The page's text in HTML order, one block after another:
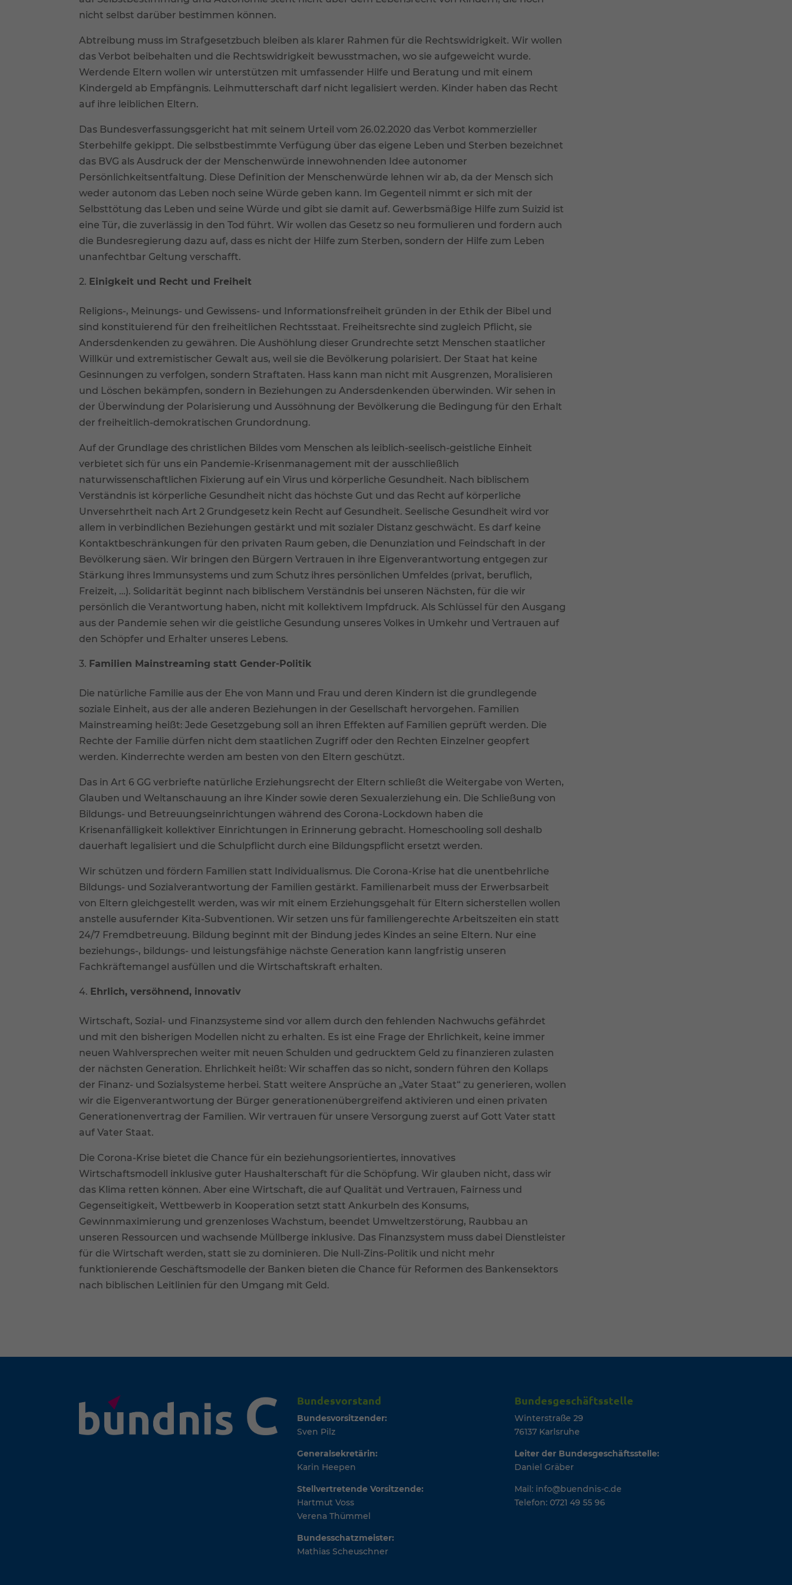
nicht selbst darüber bestimmen können.
Abtreibung muss im Strafgesetzbuch bleiben als klarer Rahmen für die Rechtswidrigkeit. Wir wollen
das Verbot beibehalten und die Rechtswidrigkeit bewusstmachen, wo sie aufgeweicht wurde.
Werdende Eltern wollen wir unterstützen mit umfassender Hilfe und Beratung und mit einem
Kindergeld ab Empfängnis. Leihmutterschaft darf nicht legalisiert werden. Kinder haben das Recht
auf ihre leiblichen Eltern.
Das Bundesverfassungsgericht hat mit seinem Urteil vom 26.02.2020 das Verbot kommerzieller
Sterbehilfe gekippt. Die selbstbestimmte Verfügung über das eigene Leben und Sterben bezeichnet
das BVG als Ausdruck der der Menschenwürde innewohnenden Idee autonomer
Persönlichkeitsentfaltung. Diese Definition der Menschenwürde lehnen wir ab, da der Mensch sich
weder autonom das Leben noch seine Würde geben kann. Im Gegenteil nimmt er sich mit der
Selbsttötung das Leben und seine Würde und gibt sie damit auf. Gewerbsmäßige Hilfe zum Suizid ist
eine Tür, die zuverlässig in den Tod führt. Wir wollen das Gesetz so neu formulieren und fordern auch
die Bundesregierung dazu auf, dass es nicht der Hilfe zum Sterben, sondern der Hilfe zum Leben
unanfechtbar Geltung verschafft.
Einigkeit und Recht und Freiheit
Religions-, Meinungs- und Gewissens- und Informationsfreiheit gründen in der Ethik der Bibel und
sind konstituierend für den freiheitlichen Rechtsstaat. Freiheitsrechte sind zugleich Pflicht, sie
Andersdenkenden zu gewähren. Die Aushöhlung dieser Grundrechte setzt Menschen staatlicher
Willkür und extremistischer Gewalt aus, weil sie die Bevölkerung polarisiert. Der Staat hat keine
Gesinnungen zu verfolgen, sondern Straftaten. Hass kann man nicht mit Ausgrenzen, Moralisieren
und Löschen bekämpfen, sondern in Beziehungen zu Andersdenkenden überwinden. Wir sehen in
der Überwindung der Polarisierung und Aussöhnung der Bevölkerung die Bedingung für den Erhalt
der freiheitlich-demokratischen Grundordnung.
Auf der Grundlage des christlichen Bildes vom Menschen als leiblich-seelisch-geistliche Einheit
verbietet sich für uns ein Pandemie-Krisenmanagement mit der ausschließlich
naturwissenschaftlichen Fixierung auf ein Virus und körperliche Gesundheit. Nach biblischem
Verständnis ist körperliche Gesundheit nicht das höchste Gut und das Recht auf körperliche
Unversehrtheit nach Art 2 Grundgesetz kein Recht auf Gesundheit. Seelische Gesundheit wird vor
allem in verbindlichen Beziehungen gestärkt und mit sozialer Distanz geschwächt. Es darf keine
Kontaktbeschränkungen für den privaten Raum geben, die Denunziation und Feindschaft in der
Bevölkerung säen. Wir bringen den Bürgern Vertrauen in ihre Eigenverantwortung entgegen zur
Stärkung ihres Immunsystems und zum Schutz ihres persönlichen Umfeldes (privat, beruflich,
Freizeit, …). Solidarität beginnt nach biblischem Verständnis bei unseren Nächsten, für die wir
persönlich die Verantwortung haben, nicht mit kollektivem Impfdruck. Als Schlüssel für den Ausgang
aus der Pandemie sehen wir die geistliche Gesundung unseres Volkes in Umkehr und Vertrauen auf
den Schöpfer und Erhalter unseres Lebens.
Familien Mainstreaming statt Gender-Politik
Die natürliche Familie aus der Ehe von Mann und Frau und deren Kindern ist die grundlegende
soziale Einheit, aus der alle anderen Beziehungen in der Gesellschaft hervorgehen. Familien
Mainstreaming heißt: Jede Gesetzgebung soll an ihren Effekten auf Familien geprüft werden. Die
Rechte der Familie dürfen nicht dem staatlichen Zugriff oder den Rechten Einzelner geopfert
werden. Kinderrechte werden am besten von den Eltern geschützt.
Das in Art 6 GG verbriefte natürliche Erziehungsrecht der Eltern schließt die Weitergabe von Werten,
Glauben und Weltanschauung an ihre Kinder sowie deren Sexualerziehung ein. Die Schließung von
Bildungs- und Betreuungseinrichtungen während des Corona-Lockdown haben die
Krisenanfälligkeit kollektiver Einrichtungen in Erinnerung gebracht. Homeschooling soll deshalb
dauerhaft legalisiert und die Schulpflicht durch eine Bildungspflicht ersetzt werden.
Wir schützen und fördern Familien statt Individualismus. Die Corona-Krise hat die unentbehrliche
Bildungs- und Sozialverantwortung der Familien gestärkt. Familienarbeit muss der Erwerbsarbeit
von Eltern gleichgestellt werden, was wir mit einem Erziehungsgehalt für Eltern sicherstellen wollen
anstelle ausufernder Kita-Subventionen. Wir setzen uns für familiengerechte Arbeitszeiten ein statt
24/7 Fremdbetreuung. Bildung beginnt mit der Bindung jedes Kindes an seine Eltern. Nur eine
beziehungs-, bildungs- und leistungsfähige nächste Generation kann langfristig unseren
Fachkräftemangel ausfüllen und die Wirtschaftskraft erhalten.
Ehrlich, versöhnend, innovativ
Wirtschaft, Sozial- und Finanzsysteme sind vor allem durch den fehlenden Nachwuchs gefährdet
und mit den bisherigen Modellen nicht zu erhalten. Es ist eine Frage der Ehrlichkeit, keine immer
neuen Wahlversprechen weiter mit neuen Schulden und gedrucktem Geld zu finanzieren zulasten
der nächsten Generation. Ehrlichkeit heißt: Wir schaffen das so nicht, sondern führen den Kollaps
der Finanz- und Sozialsysteme herbei. Statt weitere Ansprüche an „Vater Staat“ zu generieren, wollen
wir die Eigenverantwortung der Bürger generationenübergreifend aktivieren und einen privaten
Generationenvertrag der Familien. Wir vertrauen für unsere Versorgung zuerst auf Gott Vater statt
auf Vater Staat.
Die Corona-Krise bietet die Chance für ein beziehungsorientiertes, innovatives
Wirtschaftsmodell inklusive guter Haushalterschaft für die Schöpfung. Wir glauben nicht, dass wir
das Klima retten können. Aber eine Wirtschaft, die auf Qualität und Vertrauen, Fairness und
Gegenseitigkeit, Wettbewerb in Kooperation setzt statt Ankurbeln des Konsums,
Gewinnmaximierung und grenzenloses Wachstum, beendet Umweltzerstörung, Raubbau an
unseren Ressourcen und wachsende Müllberge inklusive. Das Finanzsystem muss dabei Dienstleister
für die Wirtschaft werden, statt sie zu dominieren. Die Null-Zins-Politik und nicht mehr
funktionierende Geschäftsmodelle der Banken bieten die Chance für Reformen des Bankensektors
nach biblischen Leitlinien für den Umgang mit Geld.
Bundesvorstand
Bundesvorsitzender:
Sven Pilz
Generalsekretärin:
Karin Heepen
Stellvertretende Vorsitzende:
Hartmut Voss
Verena Thümmel
Bundesschatzmeister:
Mathias Scheuschner
Bundesgeschäftsstelle
Winterstraße 29
76137 Karlsruhe
Leiter der Bundesgeschäftsstelle:
Daniel Gräber
Mail: info@buendnis-c.de
Telefon: 0721 49 55 96
Alle akzeptieren
Datenschutzeinstellungen
Essenziell (1)
Essenzielle Cookies ermöglichen grundlegende Funktionen und sind für die
Cookie-Informationen anzeigen
Inhalte von Videoplattformen und Social-Media-Plattformen werden
standardmäßig blockiert. Wenn Cookies von externen Medien akzeptiert werden,
bedarf der Zugriff auf diese Inhalte keiner manuellen Einwilligung mehr.
Cookie-Informationen anzeigen
Datenschutzerklärung Impressum